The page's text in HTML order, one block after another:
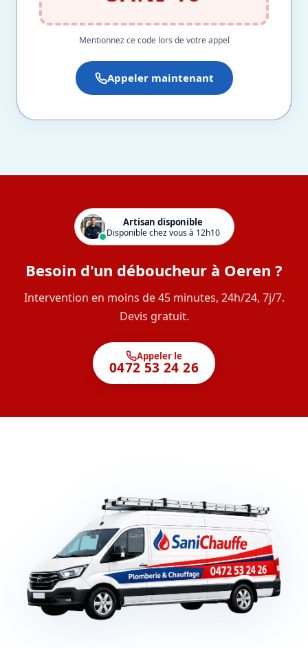
Mentionnez ce code lors de votre appel
Appeler maintenant
Artisan disponible
Disponible chez vous à 12h10
Besoin d'un déboucheur à Oeren ?
Intervention en moins de 45 minutes, 24h/24, 7j/7.
Devis gratuit.
Appeler le
0472 53 24 26